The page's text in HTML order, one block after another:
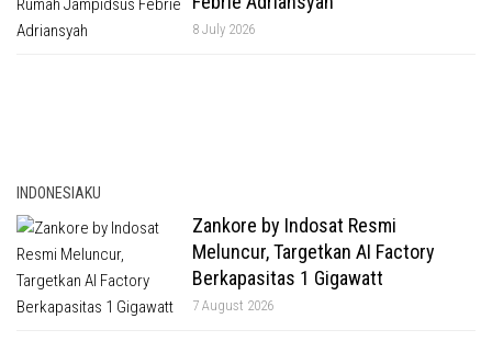
8 July 2026
INDONESIAKU
Zankore by Indosat Resmi
Meluncur, Targetkan AI Factory
Berkapasitas 1 Gigawatt
7 August 2026